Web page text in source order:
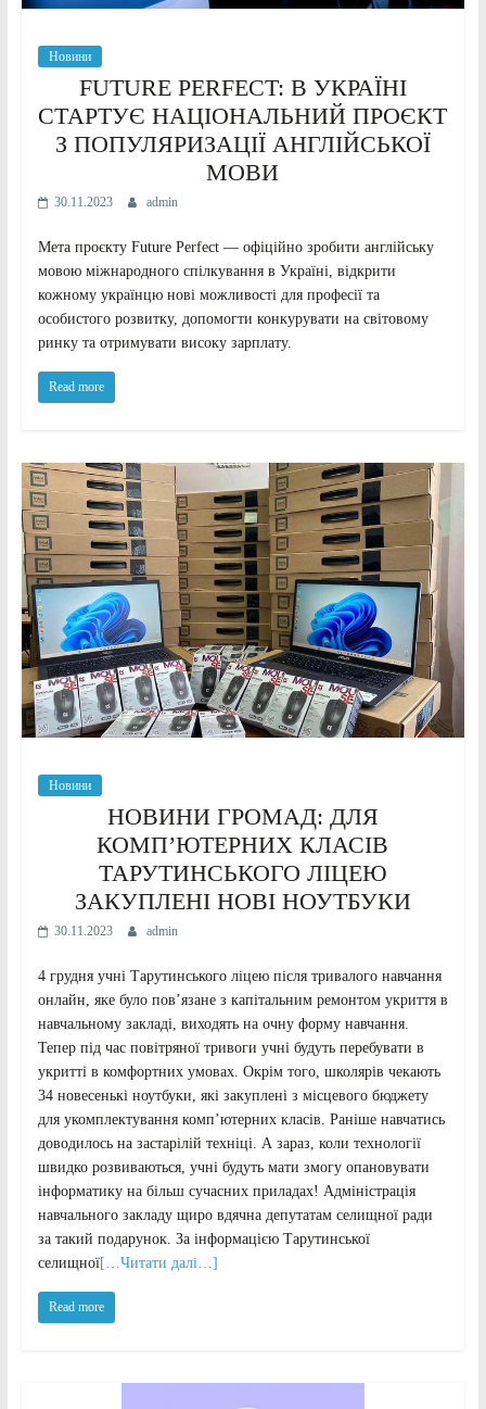
Новини
FUTURE PERFECT: В УКРАЇНІ
СТАРТУЄ НАЦІОНАЛЬНИЙ ПРОЄКТ
З ПОПУЛЯРИЗАЦІЇ АНГЛІЙСЬКОЇ
МОВИ
30.11.2023 admin
Мета проєкту Future Perfect — офіційно зробити англійську
мовою міжнародного спілкування в Україні, відкрити
кожному українцю нові можливості для професії та
особистого розвитку, допомогти конкурувати на світовому
ринку та отримувати високу зарплату.
Read more
Новини
НОВИНИ ГРОМАД: ДЛЯ
КОМП’ЮТЕРНИХ КЛАСІВ
ТАРУТИНСЬКОГО ЛІЦЕЮ
ЗАКУПЛЕНІ НОВІ НОУТБУКИ
30.11.2023 admin
4 грудня учні Тарутинського ліцею після тривалого навчання
онлайн, яке було пов’язане з капітальним ремонтом укриття в
навчальному закладі, виходять на очну форму навчання.
Тепер під час повітряної тривоги учні будуть перебувати в
укритті в комфортних умовах. Окрім того, школярів чекають
34 новесенькі ноутбуки, які закуплені з місцевого бюджету
для укомплектування компʼютерних класів. Раніше навчатись
доводилось на застарілій техніці. А зараз, коли технології
швидко розвиваються, учні будуть мати змогу опановувати
інформатику на більш сучасних приладах! Адміністрація
навчального закладу щиро вдячна депутатам селищної ради
за такий подарунок. За інформацією Тарутинської
селищної[…Читати далі…]
Read more